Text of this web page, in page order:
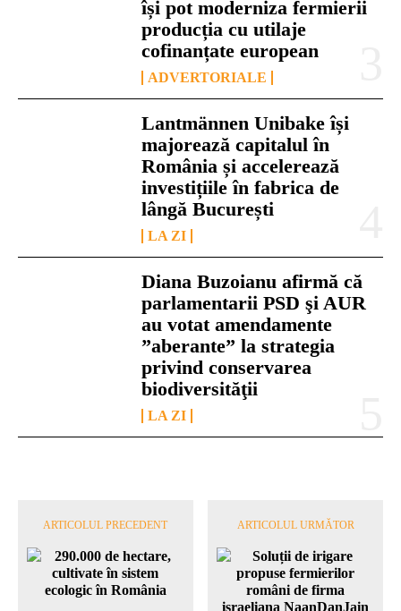
își pot moderniza fermierii
producția cu utilaje
cofinanțate european
ADVERTORIALE
Lantmännen Unibake își
majorează capitalul în
România și accelerează
investițiile în fabrica de
lângă București
LA ZI
Diana Buzoianu afirmă că
parlamentarii PSD şi AUR
au votat amendamente
”aberante” la strategia
privind conservarea
biodiversităţii
LA ZI
ARTICOLUL PRECEDENT ARTICOLUL URMĂTOR